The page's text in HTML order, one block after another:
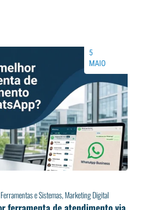
Ferramentas e Sistemas,Marketing Digital
5
MAIO